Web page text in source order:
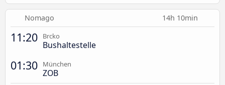
Nomago 14h 10min
11:20 Brcko
Bushaltestelle
01:30 München
ZOB